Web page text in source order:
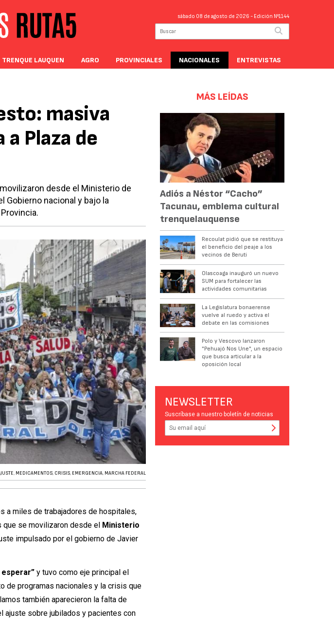
sábado 08 de agosto de 2026 - Edición Nº1144
TRENQUE LAUQUEN AGRO PROVINCIALES NACIONALES ENTREVISTAS
masiva
Plaza de
desde el Ministerio de
Gobierno nacional y bajo la
, MEDICAMENTOS, CRISIS, EMERGENCIA, MARCHA FEDERAL
a miles de trabajadores de hospitales,
se movilizaron desde el Ministerio
impulsado por el gobierno de Javier
esperar” y tuvo como eje principal el
de programas nacionales y la crisis que
también aparecieron la falta de
ajuste sobre jubilados y pacientes con
MÁS LEÍDAS
Adiós a Néstor “Cacho”
Tacunau, emblema cultural
trenquelauquense
Recoulat pidió que se restituya
el beneficio del peaje a los
vecinos de Beruti
Olascoaga inauguró un nuevo
SUM para fortalecer las
actividades comunitarias
La Legislatura bonaerense
vuelve al ruedo y activa el
debate en las comisiones
Polo y Vescovo lanzaron
"Pehuajó Nos Une", un espacio
que busca articular a la
oposición local
NEWSLETTER
Suscríbase a nuestro boletín de noticias